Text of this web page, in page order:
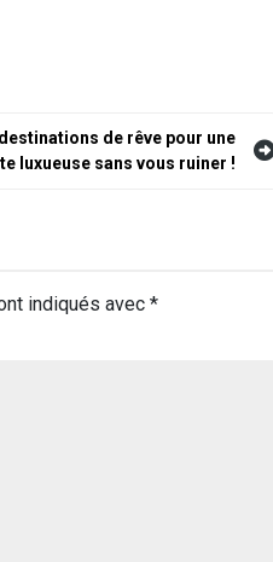
de rêve pour une
luxueuse sans vous ruiner !
indiqués avec *